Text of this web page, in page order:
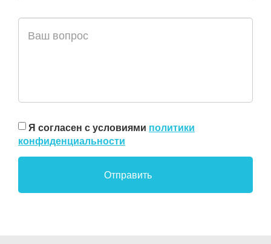
Я согласен с условиями политики
конфиденциальности